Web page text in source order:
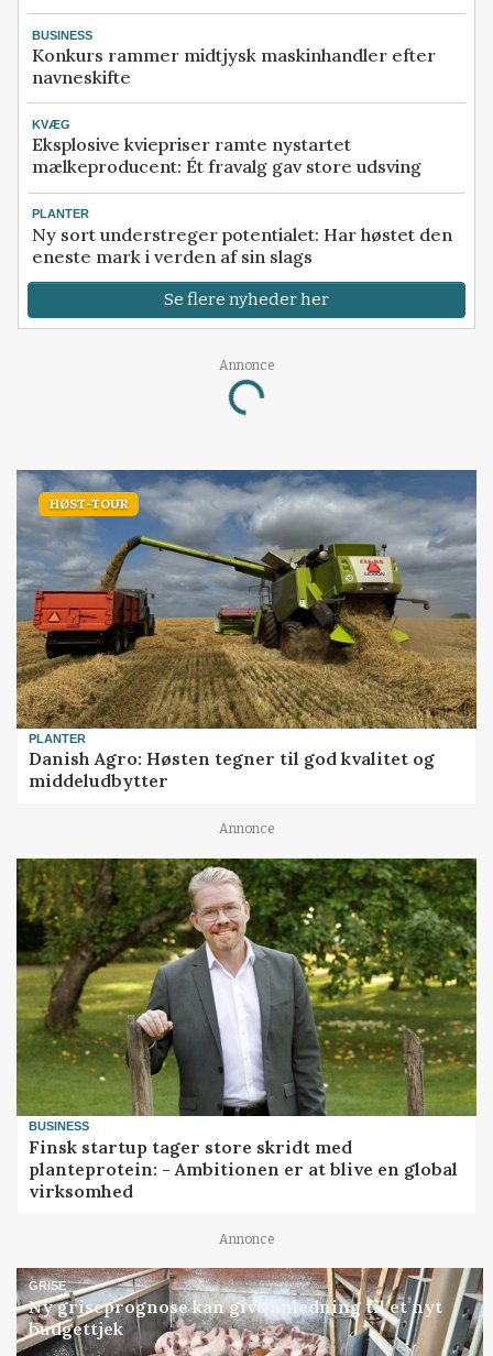
BUSINESS
Konkurs rammer midtjysk maskinhandler efter
navneskifte
KVÆG
Eksplosive kviepriser ramte nystartet
mælkeproducent: Ét fravalg gav store udsving
PLANTER
Ny sort understreger potentialet: Har høstet den
eneste mark i verden af sin slags
Se flere nyheder her
Annonce
Loading...
HØST-TOUR
PLANTER
Danish Agro: Høsten tegner til god kvalitet og
middeludbytter
Annonce
BUSINESS
Finsk startup tager store skridt med
planteprotein: - Ambitionen er at blive en global
virksomhed
Annonce
GRISE
Ny griseprognose kan give anledning til et nyt
budgettjek